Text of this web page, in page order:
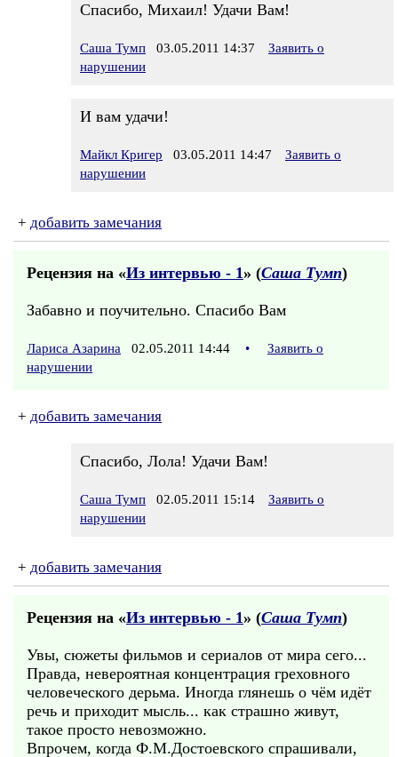
Спасибо, Михаил! Удачи Вам!
Саша Тумп 03.05.2011 14:37
Заявить о
нарушении
И вам удачи!
Майкл Кригер 03.05.2011 14:47
Заявить о
нарушении
+ добавить замечания
Рецензия на «Из интервью - 1» (Саша Тумп)
Забавно и поучительно. Спасибо Вам
Лариса Азарина 02.05.2011 14:44 •
Заявить о
нарушении
+ добавить замечания
Спасибо, Лола! Удачи Вам!
Саша Тумп 02.05.2011 15:14
Заявить о
нарушении
+ добавить замечания
Рецензия на «Из интервью - 1» (Саша Тумп)
Увы, сюжеты фильмов и сериалов от мира сего...
Правда, невероятная концентрация греховного
человеческого дерьма. Иногда глянешь о чём идёт
речь и приходит мысль... как страшно живут,
такое просто невозможно.
Впрочем, когда Ф.М.Достоевского спрашивали,